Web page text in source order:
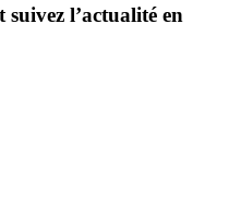
l’actualité en